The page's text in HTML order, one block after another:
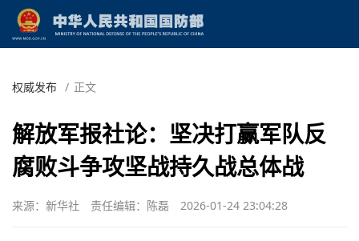
权威发布 / 正文
解放军报社论：坚决打赢军队反
腐败斗争攻坚战持久战总体战
来源：新华社 责任编辑：陈磊 2026-01-24 23:04:28